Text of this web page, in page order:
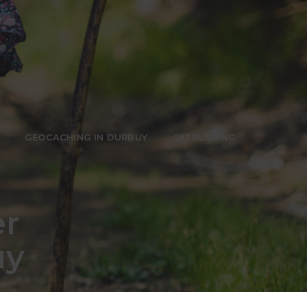
GEOCACHING IN DURBUY UITRUSTING